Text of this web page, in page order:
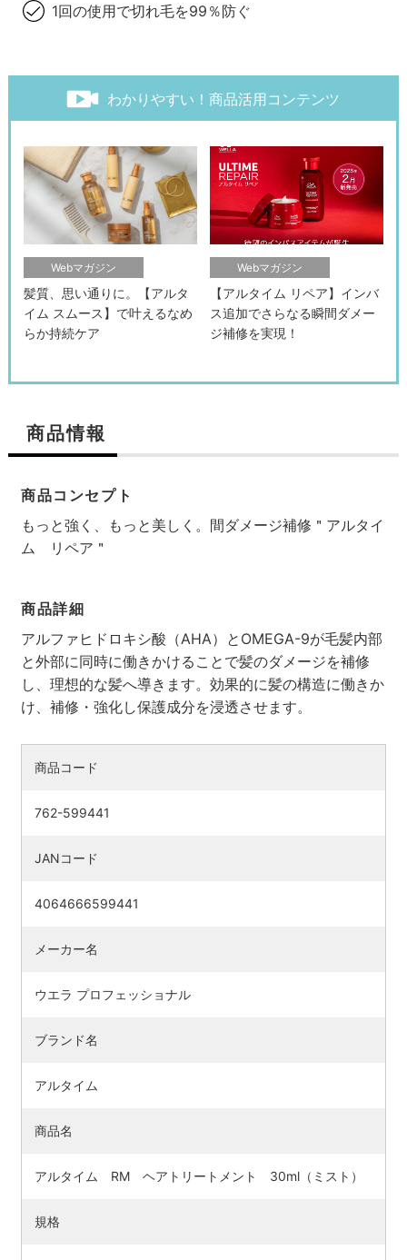
1回の使用で切れ毛を99％防ぐ
わかりやすい！商品活用コンテンツ
Webマガジン
髪質、思い通りに。【アルタ
イム スムース】で叶えるなめ
らか持続ケア
Webマガジン
【アルタイム リペア】インバ
ス追加でさらなる瞬間ダメー
ジ補修を実現！
商品情報
商品コンセプト
もっと強く、もっと美しく。間ダメージ補修＂アルタイ
ム リペア＂
商品詳細
アルファヒドロキシ酸（AHA）とOMEGA-9が毛髪内部
と外部に同時に働きかけることで髪のダメージを補修
し、理想的な髪へ導きます。効果的に髪の構造に働きか
け、補修・強化し保護成分を浸透させます。
商品コード
762-599441
JANコード
4064666599441
メーカー名
ウエラ プロフェッショナル
ブランド名
アルタイム
商品名
アルタイム RM ヘアトリートメント 30ml（ミスト）
規格